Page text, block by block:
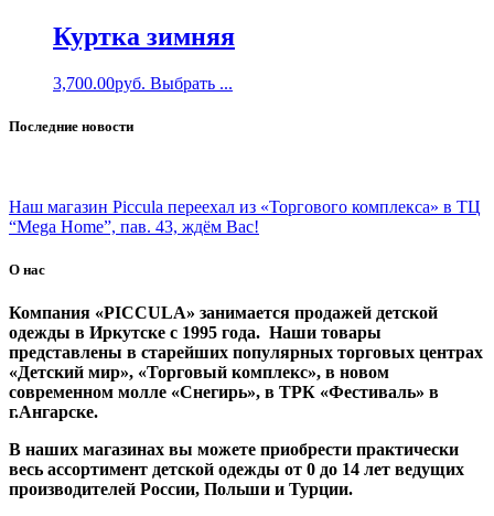
Куртка зимняя
3,700.00руб. Выбрать ...
Последние новости
Наш магазин Piccula переехал из «Торгового комплекса» в ТЦ
“Mega Home”, пав. 43, ждём Вас!
О нас
Компания «PICCULA» занимается продажей детской
одежды в Иркутске с 1995 года. Наши товары
представлены в старейших популярных торговых центрах
«Детский мир», «Торговый комплекс», в новом
современном молле «Снегирь», в ТРК «Фестиваль» в
г.Ангарске.
В наших магазинах вы можете приобрести практически
весь ассортимент детской одежды от 0 до 14 лет ведущих
производителей России, Польши и Турции.